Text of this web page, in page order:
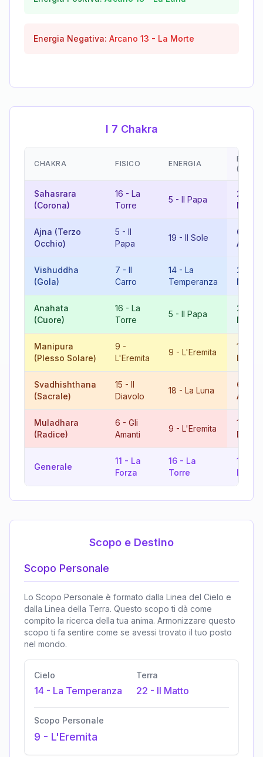
Energia Negativa: Arcano 13 - La Morte
I 7 Chakra
CHAKRA FISICO ENERGIA
Sahasrara
(Corona)
16 - La
Torre
5 - Il Papa
21
Ajna (Terzo
Occhio)
5 - Il
Papa
19 - Il Sole
6
Vishuddha
(Gola)
7 - Il
Carro
14 - La
Temperanza
21
Anahata
(Cuore)
16 - La
Torre
5 - Il Papa
21
Manipura
(Plesso Solare)
9 -
L'Eremita
9 - L'Eremita
18
Luna
Svadhishthana
(Sacrale)
15 - Il
Diavolo
18 - La Luna
6
Muladhara
(Radice)
6 - Gli
Amanti
9 - L'Eremita
15
Generale
11 - La
Forza
16 - La
Torre
18
Luna
Scopo e Destino
Scopo Personale
Lo Scopo Personale è formato dalla Linea del Cielo e
dalla Linea della Terra. Questo scopo ti dà come
compito la ricerca della tua anima. Armonizzare questo
scopo ti fa sentire come se avessi trovato il tuo posto
nel mondo.
Cielo
14 - La Temperanza
Terra
22 - Il Matto
Scopo Personale
9 - L'Eremita